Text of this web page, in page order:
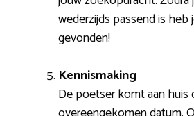
wederzijds passend is
gevonden!
Kennismaking
De poetser komt aan huis